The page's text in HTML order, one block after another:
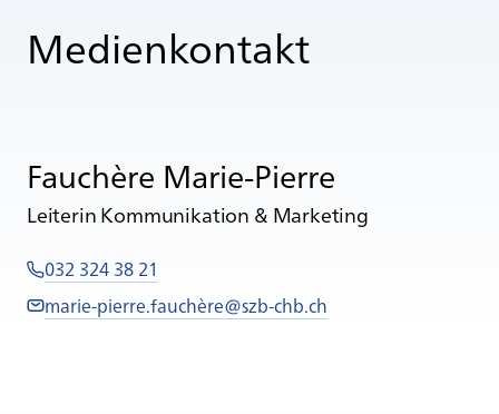
Medienkontakt
Fauchère Marie-Pierre
Leiterin Kommunikation & Marketing
032 324 38 21
marie-pierre.fauchère@szb-chb.ch